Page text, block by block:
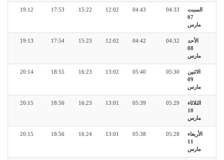
السبت
07
مارس
04:33
04:43
12:02
15:22
17:53
19:12
الأحد
08
مارس
04:32
04:42
12:02
15:23
17:54
19:13
الاثنين
09
مارس
05:30
05:40
13:02
16:23
18:55
20:14
الثلاثاء
10
مارس
05:29
05:39
13:01
16:23
18:56
20:15
الأربعاء
11
مارس
05:28
05:38
13:01
16:24
18:56
20:15